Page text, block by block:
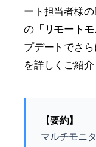
ート担当者様
の「リモート
プデートでさ
を詳しくご紹介
【要約】
マルチモニ